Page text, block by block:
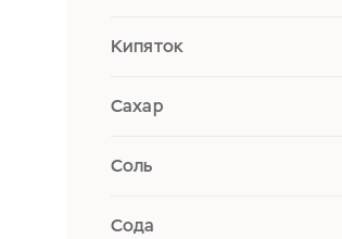
Кипяток
Сахар
Соль
Сода